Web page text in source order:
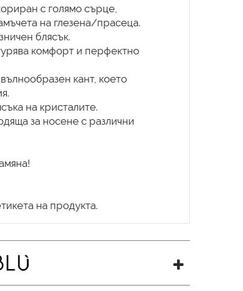
с голямо сърце,
на глезена/прасеца.
блясък.
комфорт и перфектно
кант, което
на кристалите.
за носене с различни